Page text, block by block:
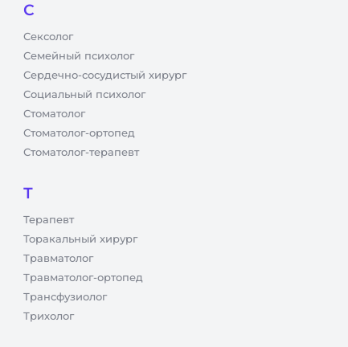
С
Сексолог
Семейный психолог
Сердечно-сосудистый хирург
Социальный психолог
Стоматолог
Стоматолог-ортопед
Стоматолог-терапевт
Т
Терапевт
Торакальный хирург
Травматолог
Травматолог-ортопед
Трансфузиолог
Трихолог